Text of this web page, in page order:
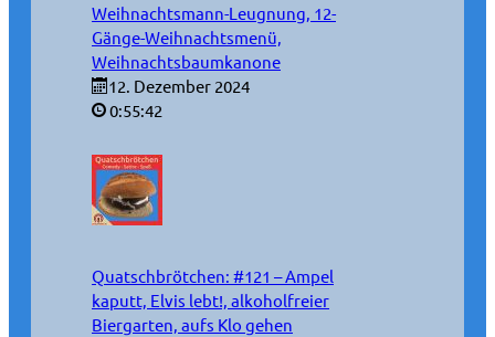
Weihnachtsmann-Leugnung, 12-
Gänge-Weihnachtsmenü,
Weihnachtsbaumkanone
12. Dezember 2024
0:55:42
Quatschbrötchen: #121 – Ampel
kaputt, Elvis lebt!, alkoholfreier
Biergarten, aufs Klo gehen